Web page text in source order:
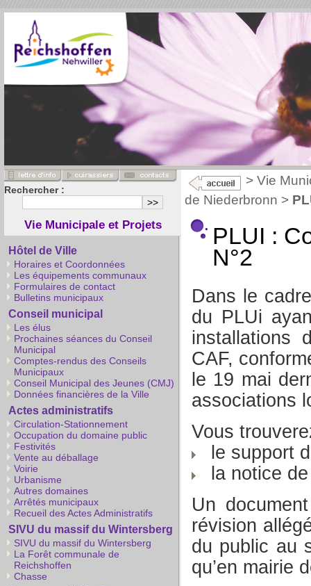
> Vie
de Niederbronn >
PLUI :
N°2
Dans le
du PLUi
installations
CAF,
le 19 mai
associations
Vous
le support
la notice
Un
révision
du public au
qu’en mairie
Rechercher :
Vie Municipale et Projets
Hôtel de Ville
Horaires et Coordonnées
Les équipements communaux
Formulaires de contact
Bulletins municipaux
Conseil municipal
Les élus
Prochaines séances du Conseil
Municipal
Comptes-rendus des Conseils
Municipaux
Conseil Municipal des Jeunes (CMJ)
Données financières de la Ville
Actes administratifs
Circulation-Stationnement
Occupation du domaine public
Festivités
Vente au déballage
Voirie
Urbanisme
Autres domaines
Arrêtés municipaux
Recueil des Actes Administratifs
SIVU du massif du Wintersberg
SIVU du massif du Wintersberg
La Forêt communale de
Reichshoffen
Chasse